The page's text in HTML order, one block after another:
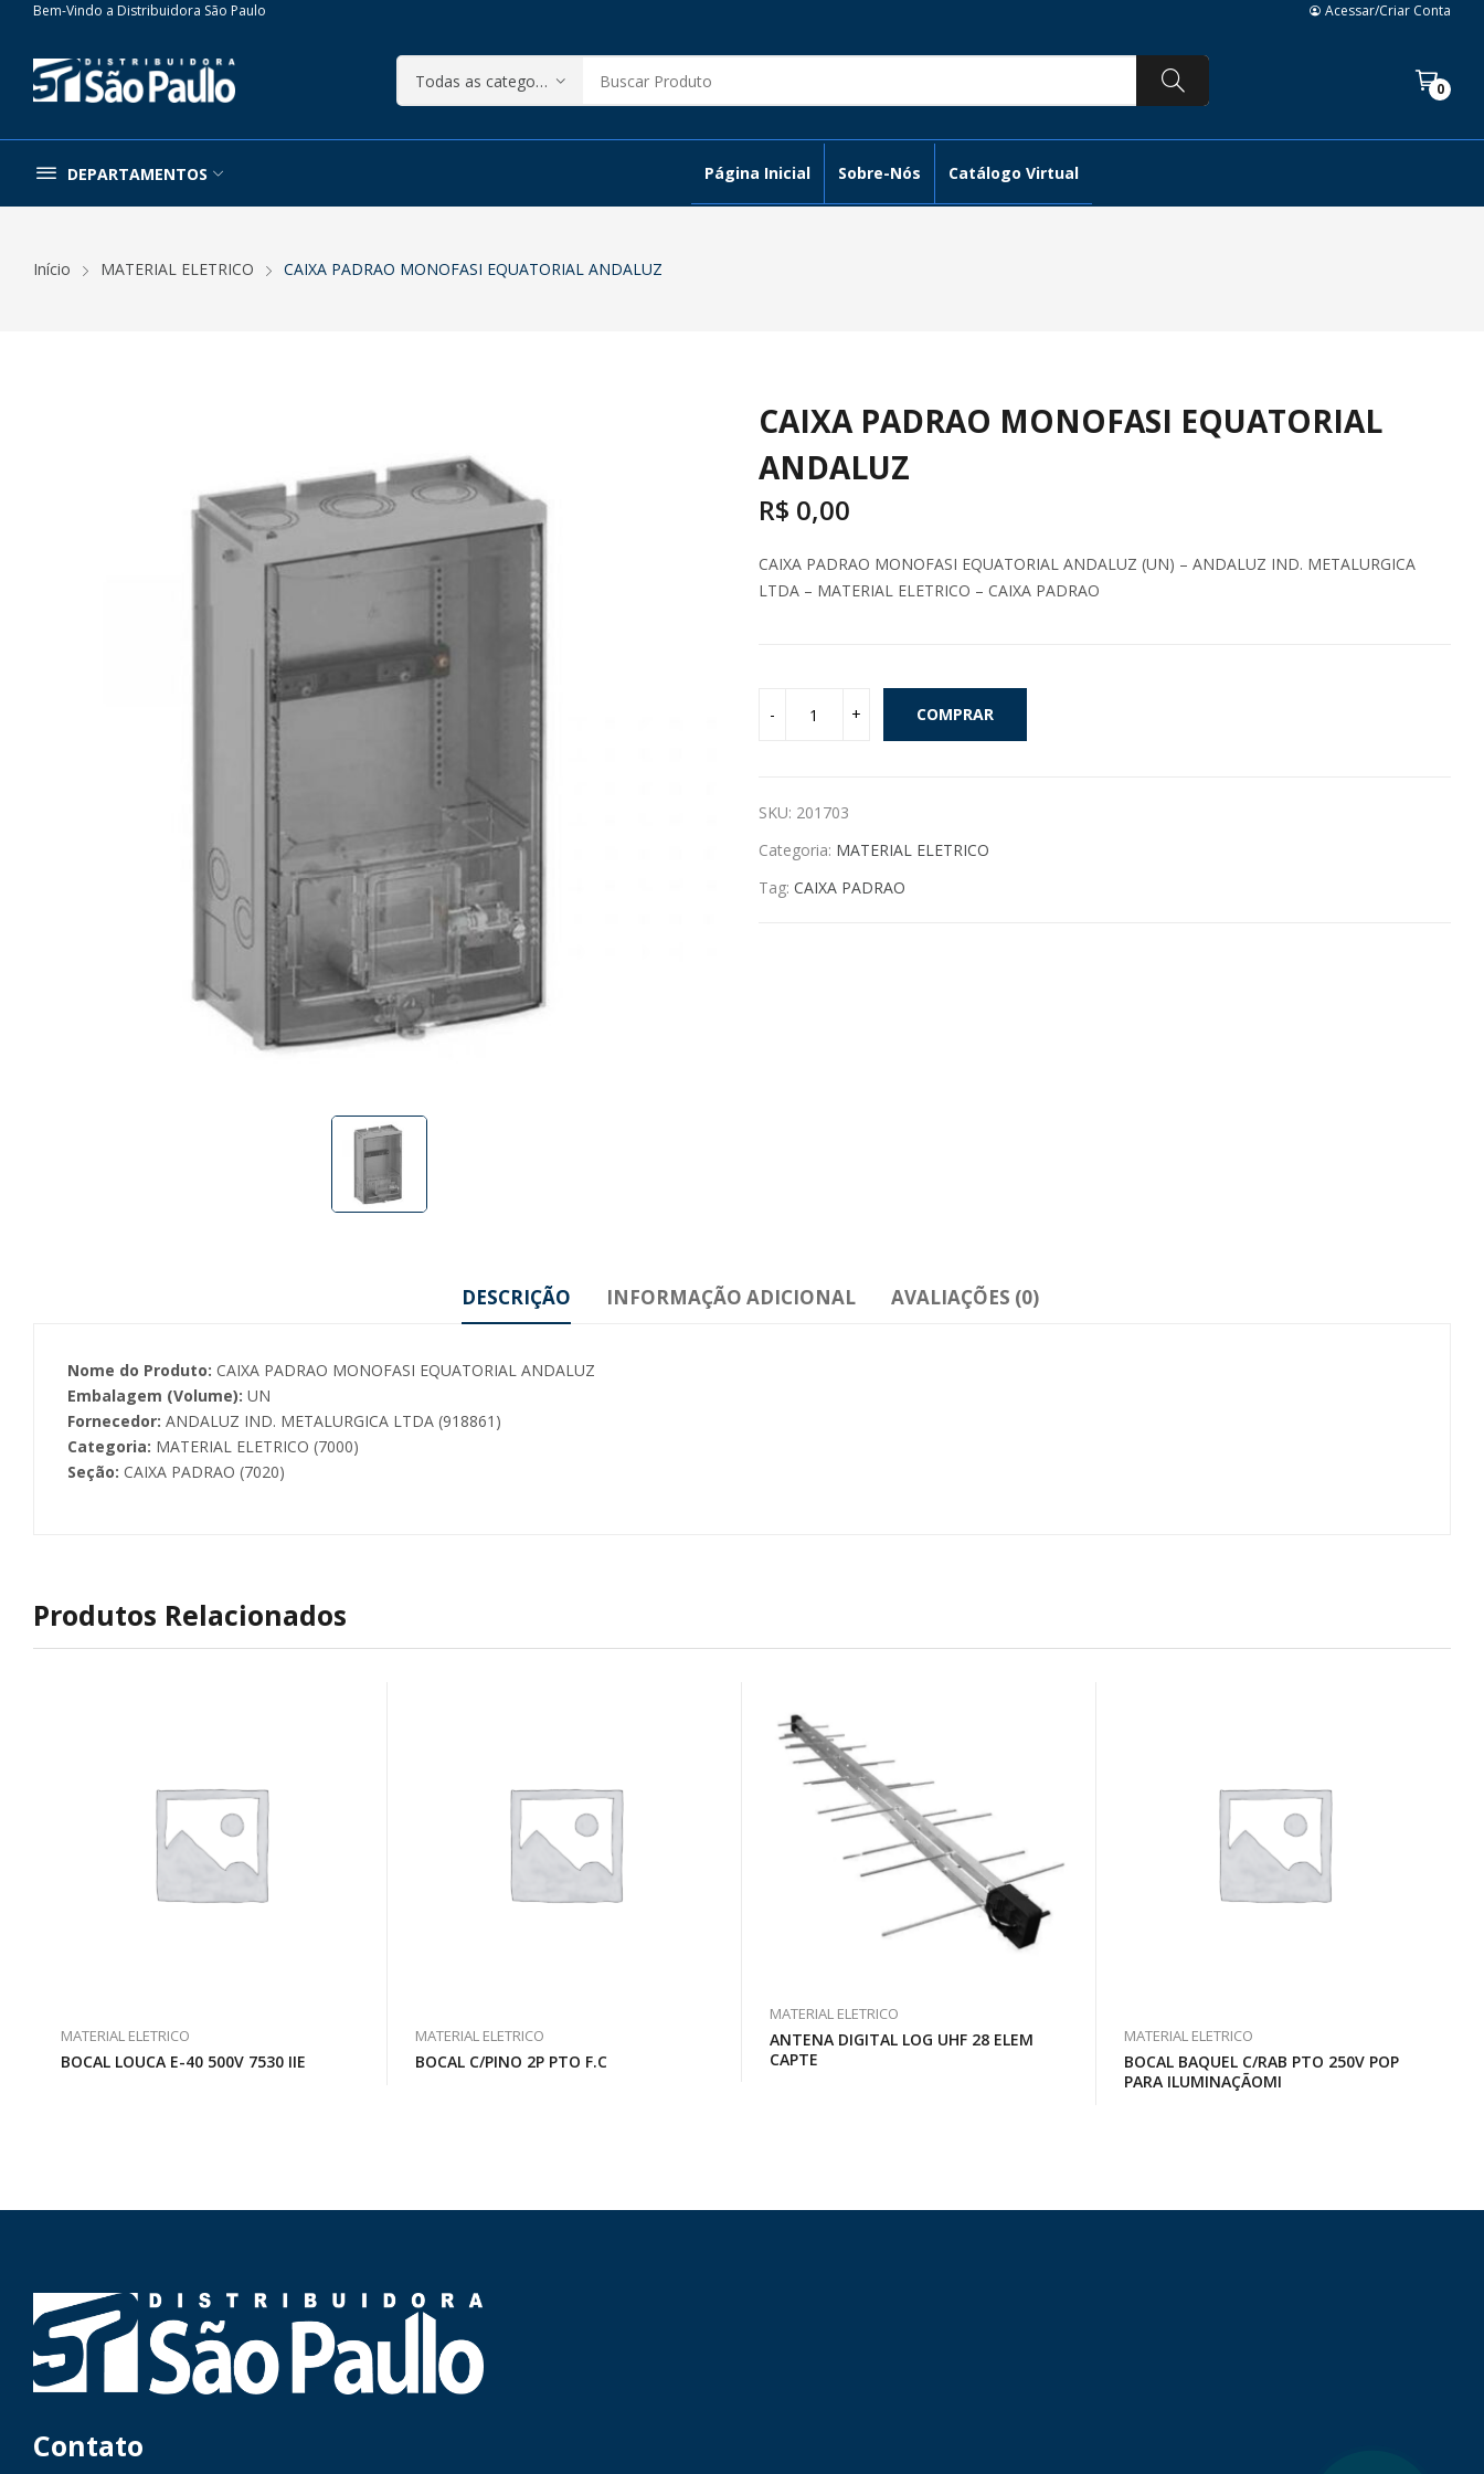
Bem-Vindo a Distribuidora São Paulo Acessar/Criar Conta
0
DEPARTAMENTOS Página Inicial Sobre-Nós Catálogo Virtual
Início MATERIAL ELETRICO CAIXA PADRAO MONOFASI EQUATORIAL ANDALUZ
CAIXA PADRAO MONOFASI EQUATORIAL
ANDALUZ
R$ 0,00
CAIXA PADRAO MONOFASI EQUATORIAL ANDALUZ (UN) – ANDALUZ IND. METALURGICA
LTDA – MATERIAL ELETRICO – CAIXA PADRAO
COMPRAR
SKU: 201703
Categoria: MATERIAL ELETRICO
Tag: CAIXA PADRAO
DESCRIÇÃO INFORMAÇÃO ADICIONAL AVALIAÇÕES (0)
Nome do Produto: CAIXA PADRAO MONOFASI EQUATORIAL ANDALUZ
Embalagem (Volume): UN
Fornecedor: ANDALUZ IND. METALURGICA LTDA (918861)
Categoria: MATERIAL ELETRICO (7000)
Seção: CAIXA PADRAO (7020)
Produtos Relacionados
MATERIAL ELETRICO
BOCAL LOUCA E-40 500V 7530 IIE
MATERIAL ELETRICO
BOCAL C/PINO 2P PTO F.C
MATERIAL ELETRICO
ANTENA DIGITAL LOG UHF 28 ELEM
CAPTE
MATERIAL ELETRICO
BOCAL BAQUEL C/RAB PTO 250V POP
PARA ILUMINAÇÃOMI
Contato